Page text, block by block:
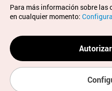
Copyrights © Organización de
derechos reservados.
Para informes de errores y
sitio web, dirija sus consultas
spanish@knto.or.kr
Para más información sobre las
en cualquier momento: